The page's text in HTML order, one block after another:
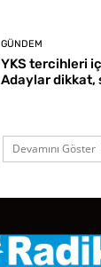
GÜNDEM
YKS tercihleri
Adaylar dikkat,
Devamını Göster